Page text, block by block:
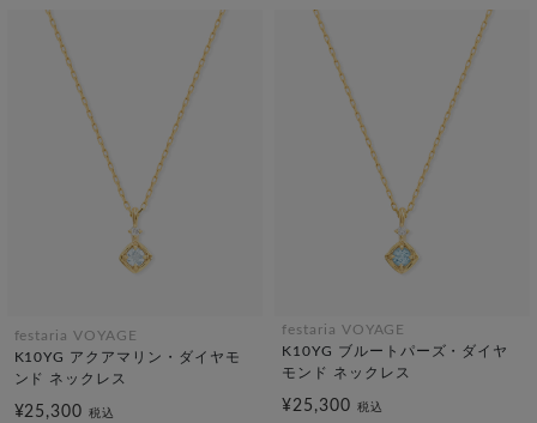
festaria VOYAGE
K10YG アクアマリン・ダイヤモ
ンド ネックレス
¥25,300税込
festaria VOYAGE
K10YG ブルートパーズ・ダイヤ
モンド ネックレス
¥25,300 税込